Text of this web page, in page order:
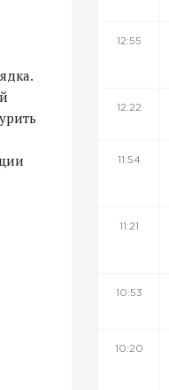
12:55
12:22
11:54
11:21
10:53
10:20